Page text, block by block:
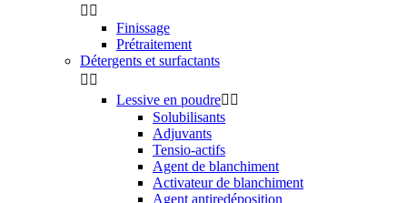
 
Finissage
Prétraitement
Détergents et surfactants
 
Lessive en poudre 
Solubilisants
Adjuvants
Tensio-actifs
Agent de blanchiment
Activateur de blanchiment
Agent antiredéposition